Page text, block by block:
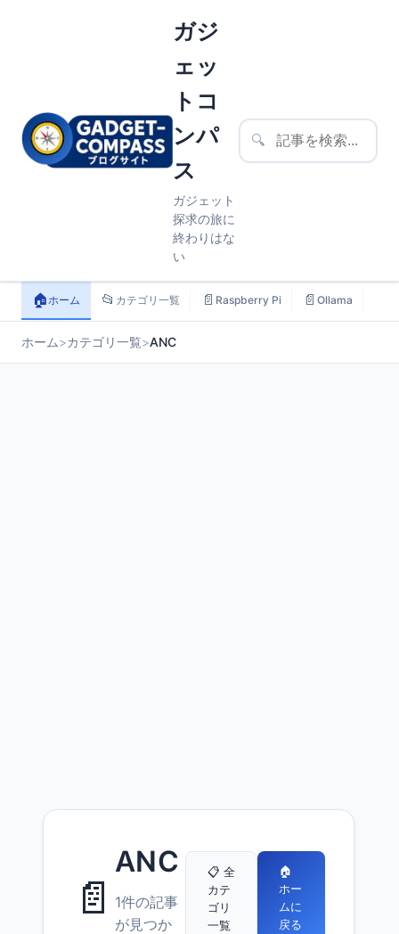
ガジ
ェッ
トコ
ンパ
ス
ガジェット
探求の旅に
終わりはな
い
🔍
🏠ホーム 📂 カテゴリ一覧 📄 Raspberry Pi 📄 Ollama
ホーム>カテゴリ一覧>ANC
📄
ANC
1件の記事
が見つか
📋 全
カテ
ゴリ
一覧
🏠
ホー
ムに
戻る